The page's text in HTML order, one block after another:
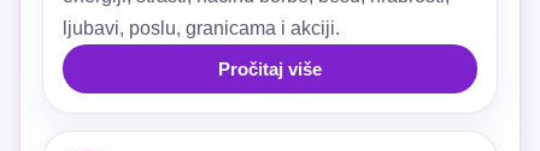
ljubavi, poslu, granicama i akciji.
Pročitaj više